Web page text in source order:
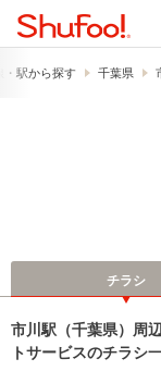
・駅から探す 千葉県
チラシ
市川駅（千葉県）周
トサービスのチラシ